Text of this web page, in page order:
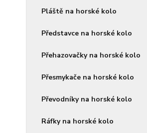
Pláště na horské kolo
Představce na horské kolo
Přehazovačky na horské kolo
Přesmykače na horské kolo
Převodníky na horské kolo
Ráfky na horské kolo